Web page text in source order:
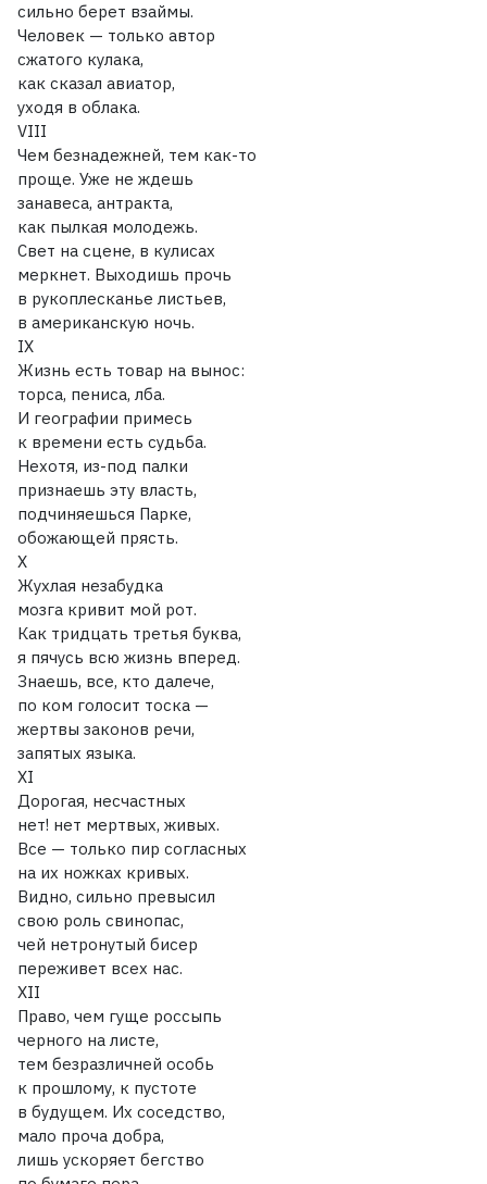
сильно берет взаймы.
Человек — только автор
сжатого кулака,
как сказал авиатор,
уходя в облака.
VIII
Чем безнадежней, тем как-то
проще. Уже не ждешь
занавеса, антракта,
как пылкая молодежь.
Свет на сцене, в кулисах
меркнет. Выходишь прочь
в рукоплесканье листьев,
в американскую ночь.
IX
Жизнь есть товар на вынос:
торса, пениса, лба.
И географии примесь
к времени есть судьба.
Нехотя, из-под палки
признаешь эту власть,
подчиняешься Парке,
обожающей прясть.
X
Жухлая незабудка
мозга кривит мой рот.
Как тридцать третья буква,
я пячусь всю жизнь вперед.
Знаешь, все, кто далече,
по ком голосит тоска —
жертвы законов речи,
запятых языка.
XI
Дорогая, несчастных
нет! нет мертвых, живых.
Все — только пир согласных
на их ножках кривых.
Видно, сильно превысил
свою роль свинопас,
чей нетронутый бисер
переживет всех нас.
XII
Право, чем гуще россыпь
черного на листе,
тем безразличней особь
к прошлому, к пустоте
в будущем. Их соседство,
мало проча добра,
лишь ускоряет бегство